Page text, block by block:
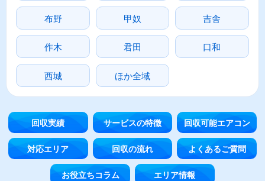
布野 甲奴 吉舎
作木 君田 口和
西城 ほか全域
回収実績 サービスの特徴 回収可能エアコン
対応エリア 回収の流れ よくあるご質問
お役立ちコラム エリア情報